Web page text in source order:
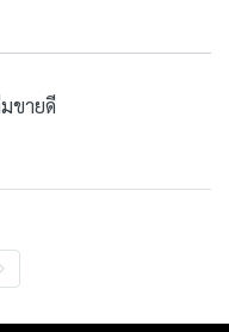
ขายดี